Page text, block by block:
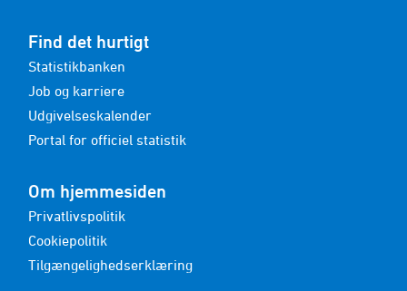
Find det hurtigt
Statistikbanken
Job og karriere
Udgivelseskalender
Portal for officiel statistik
Om hjemmesiden
Privatlivspolitik
Cookiepolitik
Tilgængelighedserklæring